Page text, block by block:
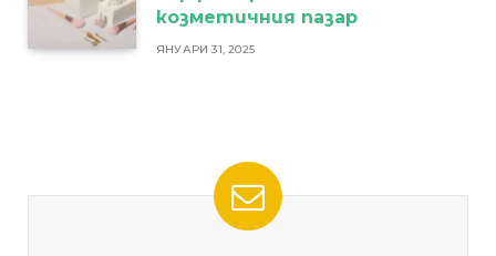
козметичния пазар
ЯНУАРИ 31, 2025